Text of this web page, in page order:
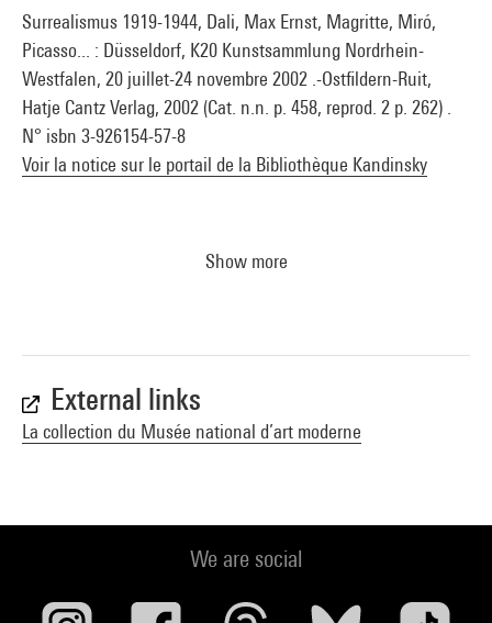
Surrealismus 1919-1944, Dali, Max Ernst, Magritte, Miró,
Picasso... : Düsseldorf, K20 Kunstsammlung Nordrhein-
Westfalen, 20 juillet-24 novembre 2002 .-Ostfildern-Ruit,
Hatje Cantz Verlag, 2002 (Cat. n.n. p. 458, reprod. 2 p. 262) .
N° isbn 3-926154-57-8
Voir la notice sur le portail de la Bibliothèque Kandinsky
Show more
External links
La collection du Musée national d’art moderne
We are social